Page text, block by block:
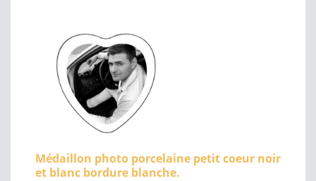
Médaillon photo porcelaine petit coeur noir
et blanc bordure blanche.